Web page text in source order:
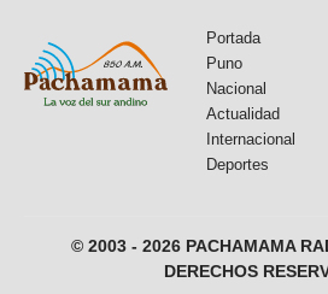
Portada
Puno
Nacional
Actualidad
Internacional
Deportes
© 2003 - 2026 PACHAMAMA
DERECHOS